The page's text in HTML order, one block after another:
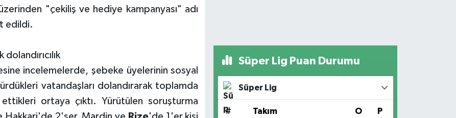
"çekiliş ve hediye kampanyası" adı
edildi.
incelemelerde, şebeke üyelerinin sosyal
vatandaşları dolandırarak toplamda
ortaya çıktı. Yürütülen soruşturma
Süper Lig Puan Durumu
Süper Lig
# Takım O P